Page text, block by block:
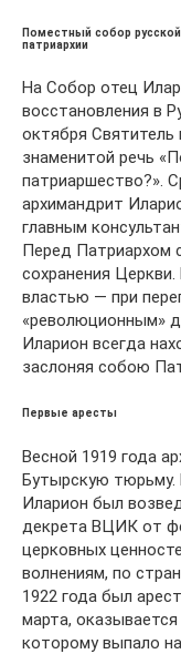
Поместный собор
патриархии
На Собор отец
восстановления в
октября
знаменитой речь
патриаршество?».
архимандрит
главным
Перед Патриархом
сохранения
властью — при
«революционным»
Иларион всегда
заслоняя собою
Первые аресты
Весной 1919 года
Бутырскую тюрьму.
Иларион был
декрета ВЦИК от
церковных
волнениям, по
1922 года был
марта,
которому выпало